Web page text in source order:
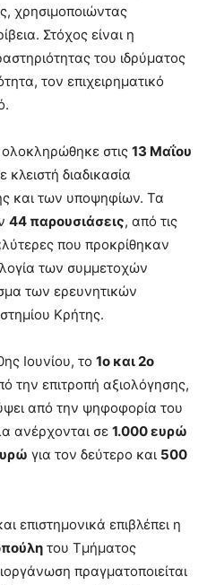
χρησιμοποιώντας
Στόχος είναι η
του ιδρύματος
τον επιχειρηματικό
στις 13 Μαΐου
κλειστή διαδικασία
και των υποψηφίων. Τα
44 παρουσιάσεις, από τις
που προκρίθηκαν
των συμμετοχών
των ερευνητικών
Κρήτης.
Ιουνίου, το 1ο και 2ο
την επιτροπή αξιολόγησης,
από την ψηφοφορία του
ανέρχονται σε 1.000 ευρώ
για τον δεύτερο και 500
επιστημονικά επιβλέπει η
του Τμήματος
πραγματοποιείται